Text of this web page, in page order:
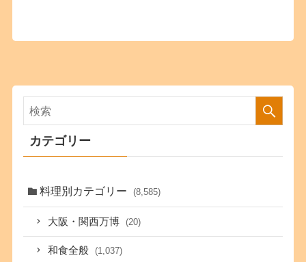
カテゴリー
料理別カテゴリー (8,585)
大阪・関西万博 (20)
和食全般 (1,037)